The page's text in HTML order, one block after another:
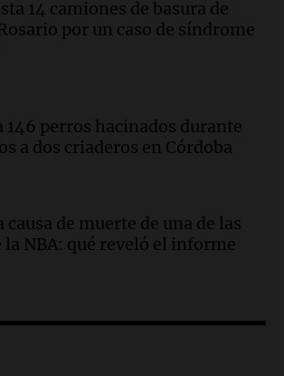
para disfrutar el fin de semana
Rural de Bulaya con
para toda la familia
una casa del estudiante para
la región
finales para la gran
sábado
14 camiones de basura de
por un caso de síndrome
146 perros hacinados durante
a dos criaderos en Córdoba
causa de muerte de una de las
la NBA: qué reveló el informe